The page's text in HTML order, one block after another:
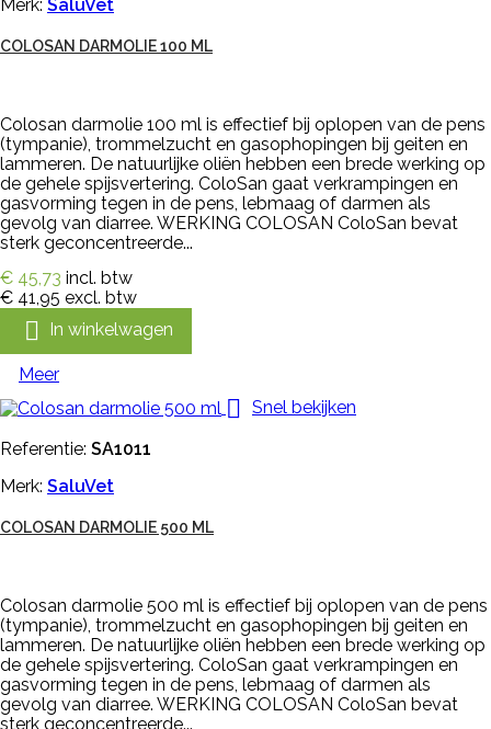
Merk: SaluVet
COLOSAN DARMOLIE 100 ML
Colosan darmolie 100 ml is effectief bij oplopen van de pens
(tympanie), trommelzucht en gasophopingen bij geiten en
lammeren. De natuurlijke oliën hebben een brede werking op
de gehele spijsvertering. ColoSan gaat verkrampingen en
gasvorming tegen in de pens, lebmaag of darmen als
gevolg van diarree. WERKING COLOSAN ColoSan bevat
sterk geconcentreerde...
€ 45,73 incl. btw
€ 41,95 excl. btw
 In winkelwagen
Meer
 Snel bekijken
Referentie: SA1011
Merk: SaluVet
COLOSAN DARMOLIE 500 ML
Colosan darmolie 500 ml is effectief bij oplopen van de pens
(tympanie), trommelzucht en gasophopingen bij geiten en
lammeren. De natuurlijke oliën hebben een brede werking op
de gehele spijsvertering. ColoSan gaat verkrampingen en
gasvorming tegen in de pens, lebmaag of darmen als
gevolg van diarree. WERKING COLOSAN ColoSan bevat
sterk geconcentreerde...